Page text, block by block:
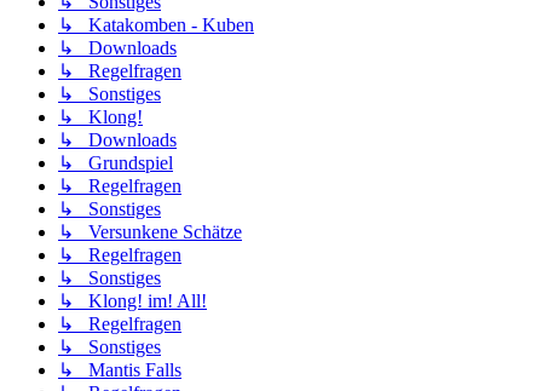
↳ Katakomben - Kuben
↳ Downloads
↳ Regelfragen
↳ Sonstiges
↳ Klong!
↳ Downloads
↳ Grundspiel
↳ Regelfragen
↳ Sonstiges
↳ Versunkene Schätze
↳ Regelfragen
↳ Sonstiges
↳ Klong! im! All!
↳ Regelfragen
↳ Sonstiges
↳ Mantis Falls